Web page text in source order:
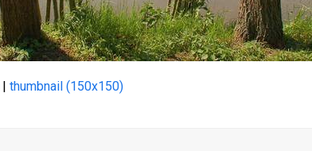
|thumbnail (150x150)